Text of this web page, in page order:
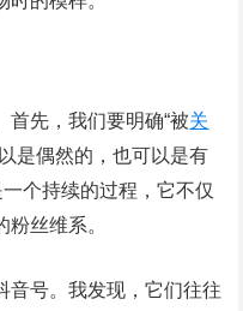
首先，我们要明确“被关
是偶然的，也可以是有
个持续的过程，它不仅
丝维系。
音号。我发现，它们往往